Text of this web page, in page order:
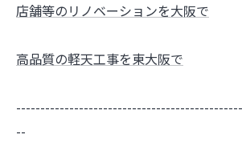
店舗等のリノベーションを大阪で
高品質の軽天工事を東大阪で
--